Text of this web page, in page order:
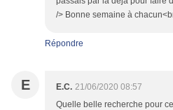
/> Bonne semaine à
Répondre
E E.C. 21/06/2020 08:57
Quelle belle recherche pour